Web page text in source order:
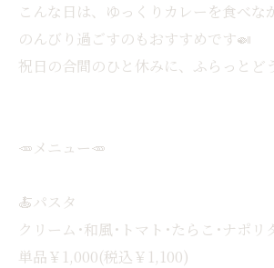
こんな日は、ゆっくりカレーを食べな
のんびり過ごすのもおすすめです🍛
祝日の合間のひと休みに、ふらっとど
🥕メニュー🥕
🍝パスタ
クリーム･和風･トマト･たらこ･ナポリ
単品￥1,000(税込￥1,100)